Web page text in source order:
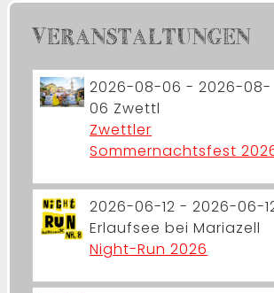
VERANSTALTUNGEN
2026-08-06 - 2026-08-
06 Zwettl
Zwettler
Sommernachtsfest
2026-06-12 - 2026-06-
Erlaufsee bei Mariazell
Night-Run 2026